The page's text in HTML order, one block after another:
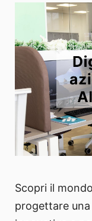
Scopri il
progettare